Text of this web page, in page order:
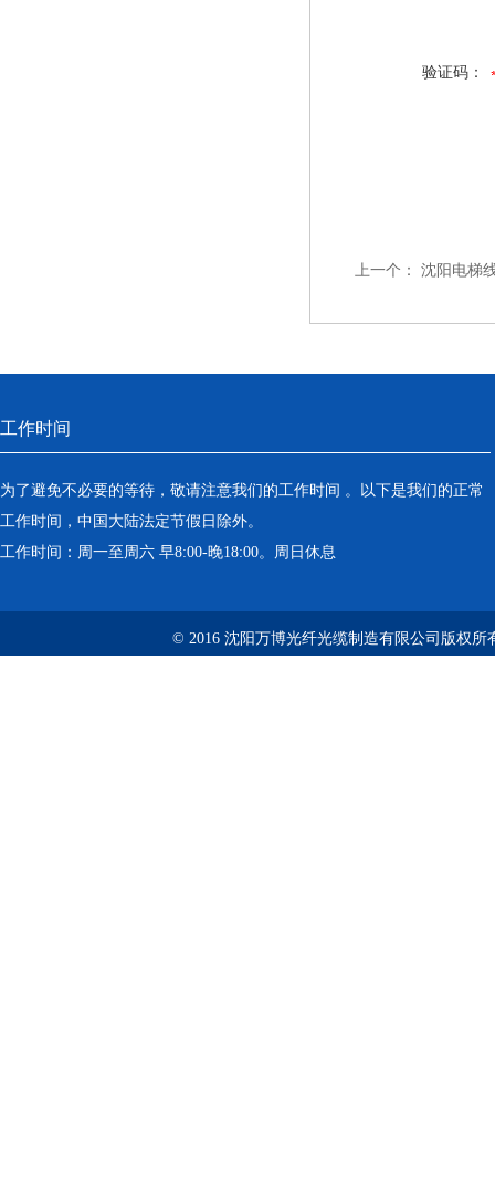
验证码：
上一个： 沈阳电梯
工作时间
为了避免不必要的等待，敬请注意我们的工作时间 。以下是我们的正常
工作时间，中国大陆法定节假日除外。
工作时间：周一至周六 早8:00-晚18:00。周日休息
© 2016 沈阳万博光纤光缆制造有限公司版权所